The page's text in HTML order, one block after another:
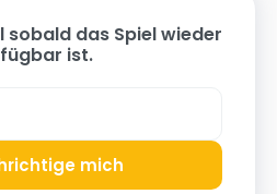
sobald das Spiel wieder
ist.
mich